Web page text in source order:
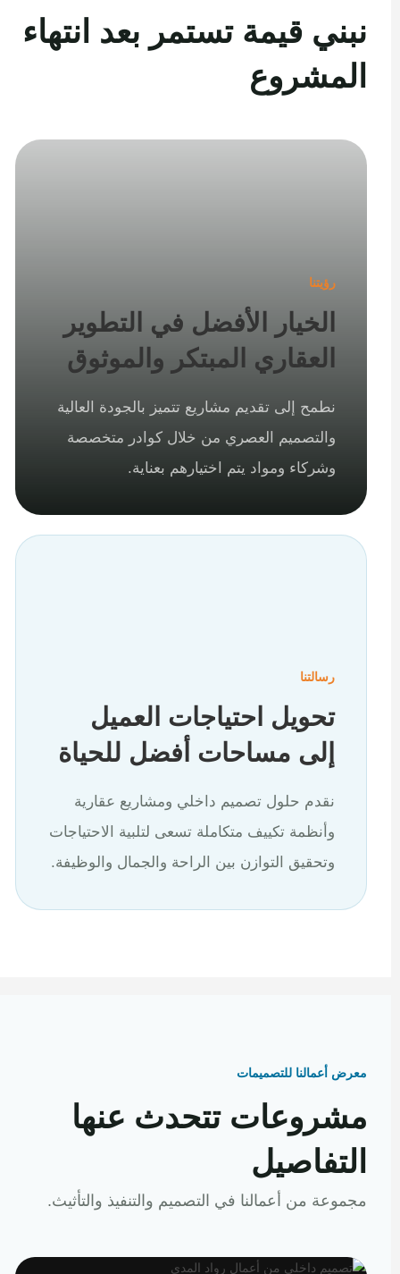
نبني قيمة تستمر بعد انتهاء
المشروع
رؤيتنا
الخيار الأفضل في التطوير
العقاري المبتكر والموثوق
نطمح إلى تقديم مشاريع تتميز بالجودة العالية
والتصميم العصري من خلال كوادر متخصصة
وشركاء ومواد يتم اختيارهم بعناية.
رسالتنا
تحويل احتياجات العميل
إلى مساحات أفضل للحياة
نقدم حلول تصميم داخلي ومشاريع عقارية
وأنظمة تكييف متكاملة تسعى لتلبية الاحتياجات
وتحقيق التوازن بين الراحة والجمال والوظيفة.
معرض أعمالنا للتصميمات
مشروعات تتحدث عنها
التفاصيل
مجموعة من أعمالنا في التصميم والتنفيذ والتأثيث.